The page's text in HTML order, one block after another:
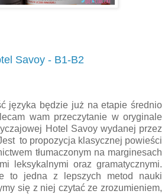
Savoy - B1-B2
języka będzie już na etapie średnio
wam przeczytanie w oryginale
Hotel Savoy wydanej przez
to propozycja klasycznej powieści
tłumaczonym na marginesach
leksykalnymi oraz gramatycznymi.
to jedna z lepszych metod nauki
się z niej czytać ze zrozumieniem,